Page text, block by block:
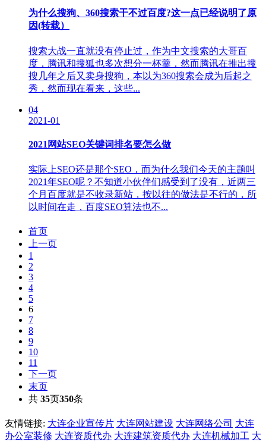
为什么搜狗、360搜索干不过百度?这一点已经说明了原
因(转载）
搜索大战一直就没有停止过，作为中文搜索的大哥百
度，腾讯和搜狐也多次想分一杯羹，然而腾讯在推出搜
搜几年之后又卖身搜狗，本以为360搜索会成为后起之
秀，然而现在看来，这些...
04
2021-01
2021网站SEO关键词排名要怎么做
实际上SEO还是那个SEO，而为什么我们今天的主题叫
2021年SEO呢？不知道小伙伴们感受到了没有，近两三
个月百度就是不收录新站，按以往的做法是不行的，所
以时间在走，百度SEO算法也不...
首页
上一页
1
2
3
4
5
6
7
8
9
10
11
下一页
末页
共 35页350条
友情链接: 大连企业宣传片 大连网站建设 大连网络公司 大连
办公室装修 大连资质代办 大连建筑资质代办 大连机械加工 大